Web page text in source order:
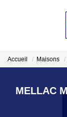
Accueil Maisons
MELLAC